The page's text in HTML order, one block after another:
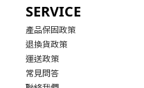
SERVICE
產品保固政策
退換貨政策
運送政策
常見問答